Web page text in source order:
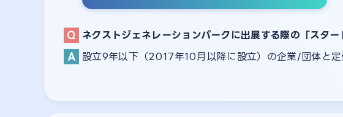
ネクストジェネレーションパークに出展する際の「スタ
設立9年以下（2017年10月以降に設立）の企業/団体と定